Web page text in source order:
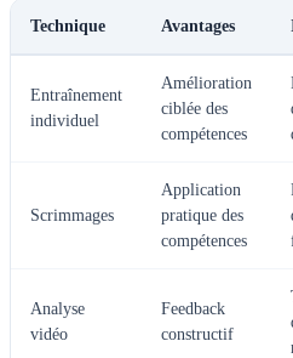
Technique Avantages
Entraînement
individuel
Amélioration
ciblée des
compétences
Scrimmages
Application
pratique des
compétences
Analyse
vidéo
Feedback
constructif